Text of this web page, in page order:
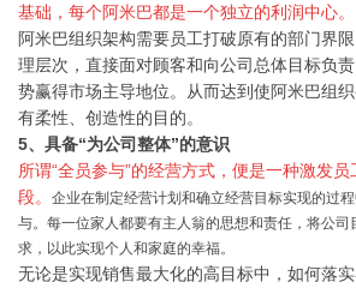
基础，每个阿米巴都是一个独立的利润中心。
阿米巴组织架构需要员工打破原有的部门界
理层次，直接面对顾客和向公司总体目标负
势赢得市场主导地位。从而达到使阿米巴组
有柔性、创造性的目的。
5、具备“为公司整体”的意识
所谓“全员参与”的经营方式，便是一种激发
段。 企业在制定经营计划和确立经营目标实现的过
与。每一位家人都要有主人翁的思想和责任，将公司
求，以此实现个人和家庭的幸福。
无论是实现销售最大化的高目标中，如何落